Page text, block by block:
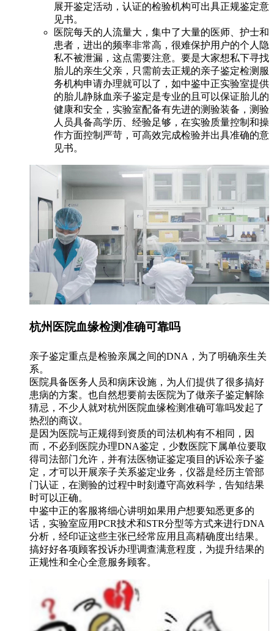
展开鉴定活动，认证的检验机构可出具正规鉴定意
见书。
医院每天的人流量大，集中了大量的医师、护士和
患者，进出的频率非常高，很难保护用户的个人隐
私不被泄漏，这点需要注意。要是大家想私下寻找
胎儿的亲生父亲，只需前去正规的亲子鉴定检测服
务机构申请办理就可以了，如中鉴中正实验室提供
的胎儿静脉血亲子鉴定是专业的且可以保证胎儿的
健康和安全，实验室配备有先进的测验装备，测验
人员具备高学历、经验足够，在实验质量控制和操
作方面控制严苛，可高效完成检验并出具准确的意
见书。
杭州医院血缘检测准确可靠吗
亲子鉴定重点是检验亲属之间的DNA，为了明确亲生关
系。
医院具备医务人员和病床设施，为人们提供了很多搞好
患病的方案。也自然想要前去医院为了做亲子鉴定解除
猜忌，不少人就对杭州医院血缘检测准确可靠吗发起了
热烈的商议。
是因为医院与正规得到资质的司法机构有不相同，因
而，不必到医院办理DNA鉴定，少数医院下属单位要取
得司法部门允许，并有法医物证鉴定项目的诉讼亲子鉴
定，才可以开展亲子关系鉴定业务，仪器是经历主管部
门认证，在测验的过程中时刻遵守高效科学，告知结果
时可以正确。
中鉴中正的客服将细心讲明如果用户想要知悉更多的
话，实验室应用PCR技术和STR分型等方式来进行DNA
分析，经印证这些主张已经常应用且高精确度出结果。
搞好好各项顾客投诉办理调查满意程度，为提升结果的
正规性和全心全意服务顾客。